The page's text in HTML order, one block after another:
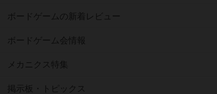
ボードゲームの新着レビュー
ボードゲーム会情報
メカニクス特集
掲示板・トピックス